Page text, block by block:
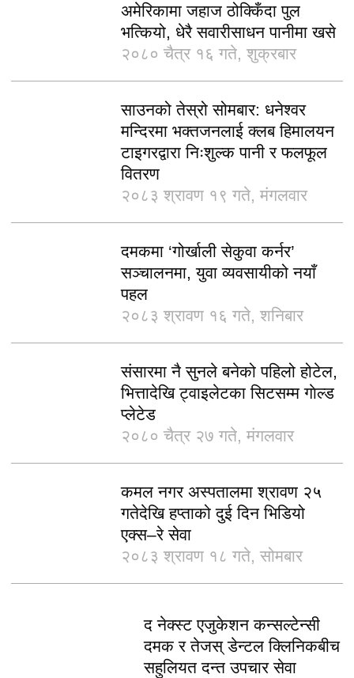
अमेरिकामा जहाज ठोक्किँदा पुल
भत्कियो, धेरै सवारीसाधन पानीमा खसे
२०८० चैत्र १६ गते, शुक्रबार
साउनको तेस्रो सोमबार: धनेश्वर
मन्दिरमा भक्तजनलाई क्लब हिमालयन
टाइगरद्वारा निःशुल्क पानी र फलफूल
वितरण
२०८३ श्रावण १९ गते, मंगलवार
दमकमा ‘गोर्खाली सेकुवा कर्नर’
सञ्चालनमा, युवा व्यवसायीको नयाँ
पहल
२०८३ श्रावण १६ गते, शनिबार
संसारमा नै सुनले बनेको पहिलो होटेल,
भित्तादेखि ट्वाइलेटका सिटसम्म गाेल्ड
प्लेटेड
२०८० चैत्र २७ गते, मंगलवार
कमल नगर अस्पतालमा श्रावण २५
गतेदेखि हप्ताको दुई दिन भिडियो
एक्स–रे सेवा
२०८३ श्रावण १८ गते, सोमबार
द नेक्स्ट एजुकेशन कन्सल्टेन्सी
दमक र तेजस् डेन्टल क्लिनिकबीच
सहुलियत दन्त उपचार सेवा